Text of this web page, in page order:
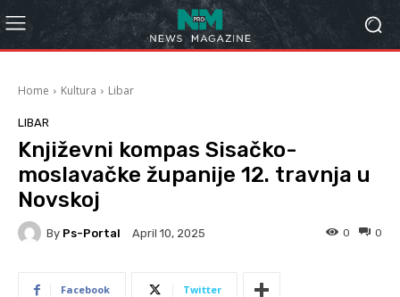
Home Kultura Libar
LIBAR
Književni kompas Sisačko-
moslavačke županije 12. travnja u
Novskoj
By Ps-Portal April 10, 2025 0
0
Facebook Twitter